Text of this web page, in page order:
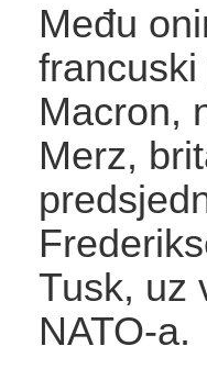
Među
Macron,
Merz,
Tusk, uz
NATO-a.